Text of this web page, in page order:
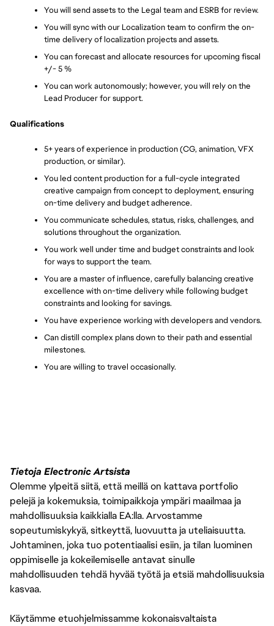
You will send assets to the Legal team and ESRB for review.
You will sync with our Localization team to confirm the on-
time delivery of localization projects and assets.
You can forecast and allocate resources for upcoming fiscal
+/- 5 %
You can work autonomously; however, you will rely on the
Lead Producer for support.
Qualifications
5+ years of experience in production (CG, animation, VFX
production, or similar).
You led content production for a full-cycle integrated
creative campaign from concept to deployment, ensuring
on-time delivery and budget adherence.
You communicate schedules, status, risks, challenges, and
solutions throughout the organization.
You work well under time and budget constraints and look
for ways to support the team.
You are a master of influence, carefully balancing creative
excellence with on-time delivery while following budget
constraints and looking for savings.
You have experience working with developers and vendors.
Can distill complex plans down to their path and essential
milestones.
You are willing to travel occasionally.
Tietoja Electronic Artsista
Olemme ylpeitä siitä, että meillä on kattava portfolio
pelejä ja kokemuksia, toimipaikkoja ympäri maailmaa ja
mahdollisuuksia kaikkialla EA:lla. Arvostamme
sopeutumiskykyä, sitkeyttä, luovuutta ja uteliaisuutta.
Johtaminen, joka tuo potentiaalisi esiin, ja tilan luominen
oppimiselle ja kokeilemiselle antavat sinulle
mahdollisuuden tehdä hyvää työtä ja etsiä mahdollisuuksia
kasvaa.
Käytämme etuohjelmissamme kokonaisvaltaista